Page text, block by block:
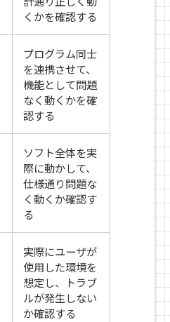
くかを確認する
プログラム同士
を連携させて、
機能として問題
なく動くかを確
認する
ソフト全体を実
際に動かして、
仕様通り問題な
く動くか確認す
る
実際にユーザが
使用した環境を
想定し、トラブ
ルが発生しない
か確認する